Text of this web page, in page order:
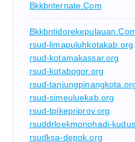
Bkkbnternate.com
rsud-limapuluhkotakab.org
rsud-kotamakassar.org
rsud-kotabogor.org
rsud-
rsud-simeuluekab.org
rsud-tpikepriprov.org
rsuddrloekmonohadi-
rsudksa-depok.org